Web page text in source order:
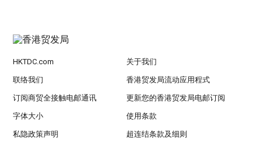
HKTDC.com 关于我们
联络我们 香港贸发局流动应用程式
订阅商贸全接触电邮通讯 更新您的香港贸发局电邮订阅
字体大小 使用条款
私隐政策声明 超连结条款及细则